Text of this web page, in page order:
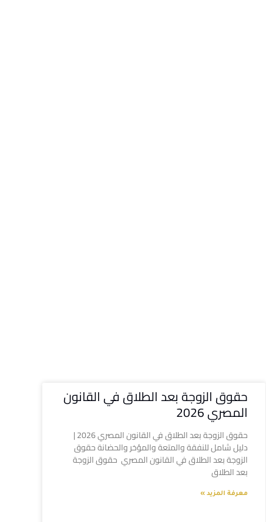
حقوق الزوجة بعد الطلاق في القانون
المصري 2026
حقوق الزوجة بعد الطلاق في القانون المصري 2026 |
دليل شامل للنفقة والمتعة والمؤخر والحضانة حقوق
الزوجة بعد الطلاق في القانون المصري حقوق الزوجة
بعد الطلاق
معرفة المزيد »